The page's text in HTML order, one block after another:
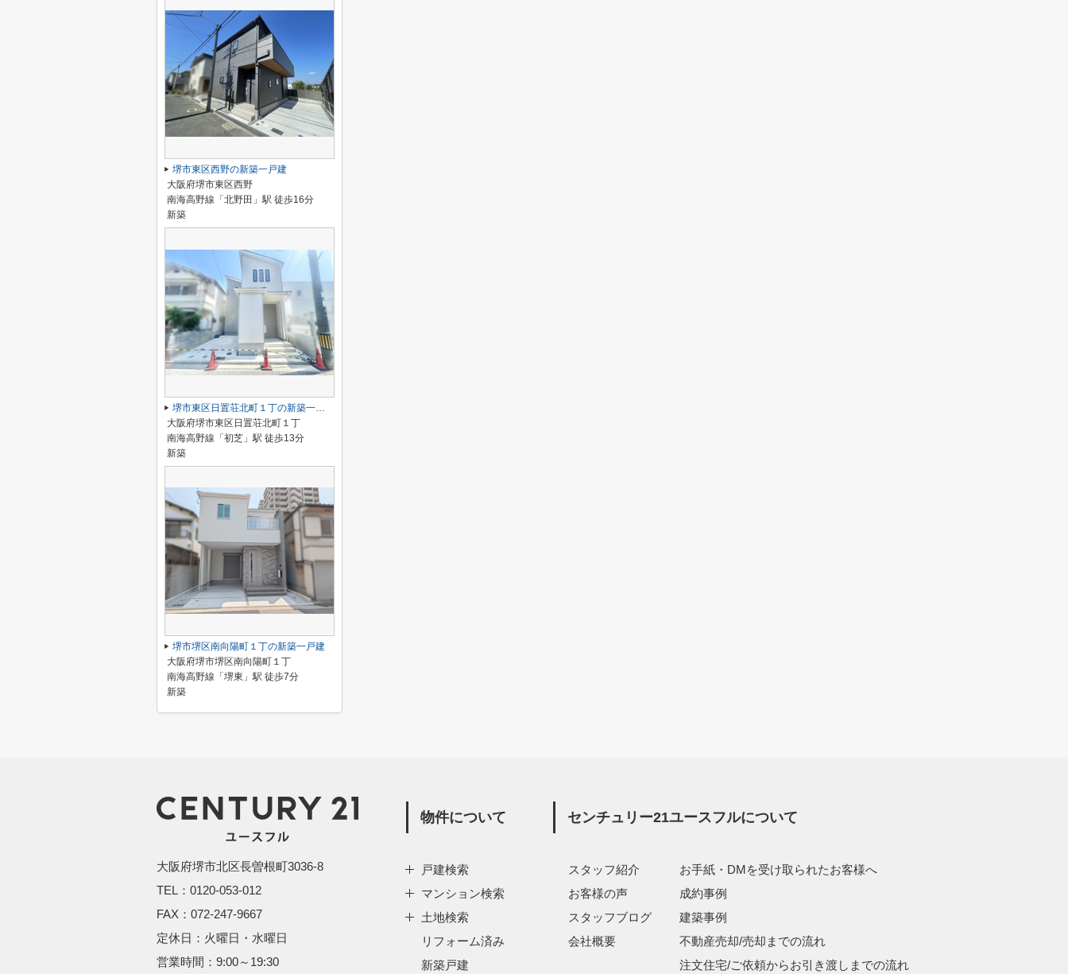
堺市東区西野の新築一戸建
大阪府堺市東区西野
南海高野線「北野田」駅 徒歩16分
新築
堺市東区日置荘北町１丁の新築一戸建
大阪府堺市東区日置荘北町１丁
南海高野線「初芝」駅 徒歩13分
新築
堺市堺区南向陽町１丁の新築一戸建
大阪府堺市堺区南向陽町１丁
南海高野線「堺東」駅 徒歩7分
新築
大阪府堺市北区長曽根町3036-8
TEL：0120-053-012
FAX：072-247-9667
定休日：火曜日・水曜日
営業時間：9:00～19:30
物件について
戸建検索
マンション検索
土地検索
リフォーム済み
新築戸建
センチュリー21ユースフルについて
スタッフ紹介
お客様の声
スタッフブログ
会社概要
お手紙・DMを受け取られたお客様へ
成約事例
建築事例
不動産売却/売却までの流れ
注文住宅/ご依頼からお引き渡しまでの流れ